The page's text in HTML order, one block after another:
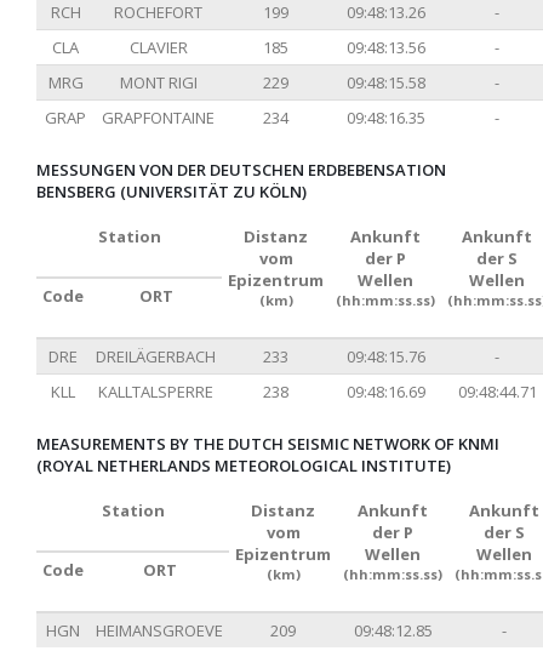
RCH
ROCHEFORT 199 09:48:13.26
-
CLA
CLAVIER 185 09:48:13.56
-
MRG
MONT RIGI 229 09:48:15.58
-
GRAP
GRAPFONTAINE 234 09:48:16.35 -
MESSUNGEN VON DER DEUTSCHEN ERDBEBENSATION
BENSBERG (UNIVERSITÄT ZU KÖLN)
Station
Distanz
vom
Epizentrum
(km)
Ankunft
der P
Wellen
(hh:mm:ss.ss)
Ankunft
der S
Wellen
Code ORT
DRE DREILÄGERBACH 233 09:48:15.76
-
KLL
KALLTALSPERRE 238 09:48:16.69 09:48:44.71
MEASUREMENTS BY THE DUTCH SEISMIC NETWORK OF KNMI
(ROYAL NETHERLANDS METEOROLOGICAL INSTITUTE)
Station
Distanz
vom
Epizentrum
(km)
Ankunft
der P
Wellen
(hh:mm:ss.ss)
Ankunft
der S
Wellen
Code ORT
HGN HEIMANSGROEVE 209 09:48:12.85 -